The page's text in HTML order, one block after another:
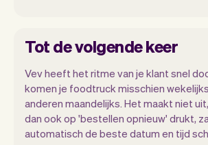
Tot de volgende keer
Vev heeft het ritme van je klant snel
komen je foodtruck misschien
anderen maandelijks. Het maakt niet
dan ook op 'bestellen opnieuw' drukt,
automatisch de beste datum en tijd